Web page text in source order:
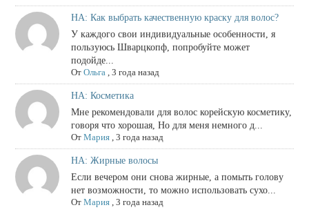
НА: Как выбрать качественную краску для волос?
У каждого свои индивидуальные особенности, я
пользуюсь Шварцкопф, попробуйте может
подойде...
От Ольга, 3 года назад
НА: Косметика
Мне рекомендовали для волос корейскую косметику,
говоря что хорошая, Но для меня немного д...
От Мария, 3 года назад
НА: Жирные волосы
Если вечером они снова жирные, а помыть голову
нет возможности, то можно использовать сухо...
От Мария, 3 года назад